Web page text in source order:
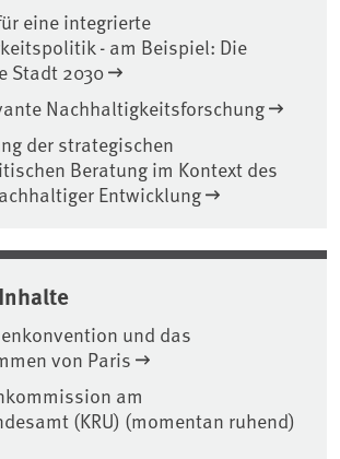
eine integrierte
- am Beispiel: Die
Stadt 2030
Nachhaltigkeitsforschung
der strategischen
Beratung im Kontext des
Entwicklung
und das
von Paris
am
(KRU) (momentan ruhend)